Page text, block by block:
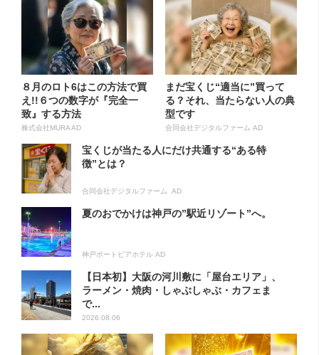
８月のロト6はこの方法で買
え!!６つの数字が『完全一
致』する方法
株式会社MURA AD
まだ宝くじ“適当に”買って
る？それ、当たらない人の典
型です
合同会社デジタルファーム AD
宝くじが当たる人にだけ共通する“ある特
徴”とは？
合同会社デジタルファーム AD
夏のおでかけは神戸の”駅近リゾート”へ。
神戸ポートピアホテル AD
【日本初】大阪の河川敷に「屋台エリア」、
ラーメン・焼肉・しゃぶしゃぶ・カフェま
で...
2026.08.06